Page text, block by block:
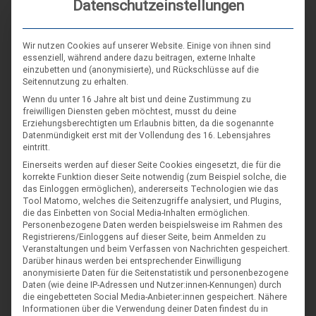
Datenschutzeinstellungen
Wir nutzen Cookies auf unserer Website. Einige von ihnen sind
essenziell, während andere dazu beitragen, externe Inhalte
einzubetten und (anonymisierte), und Rückschlüsse auf die
Seitennutzung zu erhalten.
Wenn du unter 16 Jahre alt bist und deine Zustimmung zu
freiwilligen Diensten geben möchtest, musst du deine
Erziehungsberechtigten um Erlaubnis bitten, da die sogenannte
Datenmündigkeit erst mit der Vollendung des 16. Lebensjahres
eintritt.
Einerseits werden auf dieser Seite Cookies eingesetzt, die für die
korrekte Funktion dieser Seite notwendig (zum Beispiel solche, die
das Einloggen ermöglichen), andererseits Technologien wie das
Tool Matomo, welches die Seitenzugriffe analysiert, und Plugins,
die das Einbetten von Social Media-Inhalten ermöglichen.
Personenbezogene Daten werden beispielsweise im Rahmen des
Registrierens/Einloggens auf dieser Seite, beim Anmelden zu
Veranstaltungen und beim Verfassen von Nachrichten gespeichert.
Darüber hinaus werden bei entsprechender Einwilligung
anonymisierte Daten für die Seitenstatistik und personenbezogene
Daten (wie deine IP-Adressen und Nutzer:innen-Kennungen) durch
die eingebetteten Social Media-Anbieter:innen gespeichert. Nähere
Informationen über die Verwendung deiner Daten findest du in